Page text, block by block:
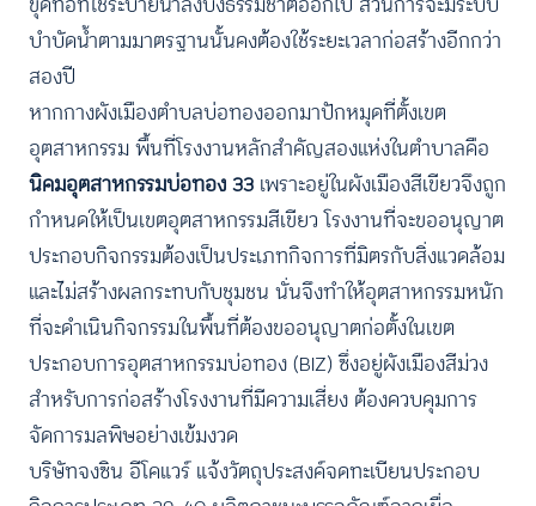
บำบัดน้ำตามมาตรฐานนั้นคงต้องใช้ระยะเวลาก่อสร้างอีกกว่า
สองปี
หากกางผังเมืองตำบลบ่อทองออกมาปักหมุดที่ตั้งเขต
อุตสาหกรรม พื้นที่โรงงานหลักสำคัญสองแห่งในตำบาลคือ
นิคมอุตสาหกรรมบ่อทอง 33 เพราะอยู่ในผังเมืองสีเขียวจึงถูก
กำหนดให้เป็นเขตอุตสาหกรรมสีเขียว โรงงานที่จะขออนุญาต
ประกอบกิจกรรมต้องเป็นประเภทกิจการที่มิตรกับสิ่งแวดล้อม
และไม่สร้างผลกระทบกับชุมชน นั่นจึงทำให้อุตสาหกรรมหนัก
ที่จะดำเนินกิจกรรมในพื้นที่ต้องขออนุญาตก่อตั้งในเขต
ประกอบการอุตสาหกรรมบ่อทอง (BIZ) ซึ่งอยู่ผังเมืองสีม่วง
สำหรับการก่อสร้างโรงงานที่มีความเสี่ยง ต้องควบคุมการ
จัดการมลพิษอย่างเข้มงวด
บริษัทจงซิน อีโคแวร์ แจ้งวัตถุประสงค์จดทะเบียนประกอบ